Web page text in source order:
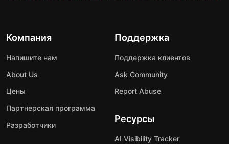
Компания
Напишите нам
About Us
Цены
Партнерская программа
Разработчики
Поддержка
Поддержка клиентов
Ask Community
Report Abuse
Ресурсы
AI Visibility Tracker